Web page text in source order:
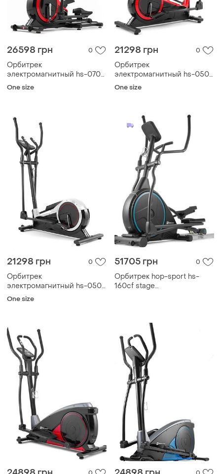
26598 грн 0
Орбитрек
электромагнитный hs-070c
buzz красный
One size
21298 грн 0
Орбитрек
электромагнитный hs-050c
frost черно-красный
One size
21298 грн 0
Орбитрек
электромагнитный hs-050c
frost черно-серебристый
One size
51705 грн 0
Орбитрек hop-sport hs-
160cf stage